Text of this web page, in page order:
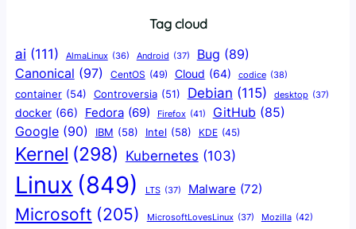
Tag cloud
ai (111) AlmaLinux (36) Android (37) Bug (89)
Canonical (97) CentOS (49) Cloud (64) codice (38)
container (54) Controversia (51) Debian (115) desktop (37)
docker (66) Fedora (69) Firefox (41) GitHub (85)
Google (90) IBM (58) Intel (58) KDE (45)
Kernel (298) Kubernetes (103)
Linux (849) LTS (37) Malware (72)
Microsoft (205) MicrosoftLovesLinux (37) Mozilla (42)